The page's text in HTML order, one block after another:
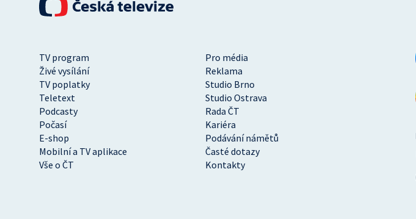
TV program
Pro média
Živé vysílání
Reklama
TV poplatky
Studio Brno
Teletext
Studio Ostrava
Podcasty
Rada ČT
Počasí
Kariéra
E-shop
Podávání námětů
Mobilní a TV aplikace
Časté dotazy
Vše o ČT
Kontakty